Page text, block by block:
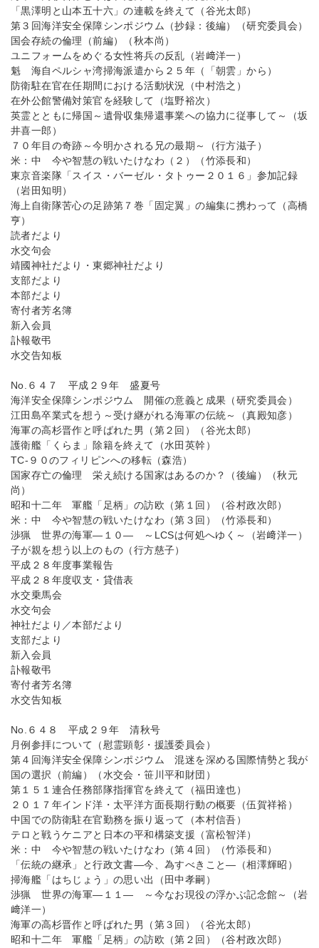
「黒澤明と山本五十六」の連載を終えて（谷光太郎）
第３回海洋安全保障シンポジウム（抄録：後編）（研究委員会）
国会存続の倫理（前編）（秋本尚）
ユニフォームをめぐる女性将兵の反乱（岩﨑洋一）
魁 海自ペルシャ湾掃海派遣から２５年（「朝雲」から）
防衛駐在官在任期間における活動状況（中村浩之）
在外公館警備対策官を経験して（塩野裕次）
英霊とともに帰国～遺骨収集帰還事業への協力に従事して～（坂
井喜一郎）
７０年目の奇跡～今明かされる兄の最期～（行方滋子）
米：中 今や智慧の戦いたけなわ（２）（竹添長和）
東京音楽隊「スイス・バーゼル・タトゥー２０１６」参加記録
（岩田知明）
海上自衛隊苦心の足跡第７巻「固定翼」の編集に携わって（高橋
亨）
読者だより
水交句会
靖國神社だより・東郷神社だより
支部だより
本部だより
寄付者芳名簿
新入会員
訃報敬弔
水交告知板
No.６４７ 平成２９年 盛夏号
海洋安全保障シンポジウム 開催の意義と成果（研究委員会）
江田島卒業式を想う～受け継がれる海軍の伝統～（真殿知彦）
海軍の高杉晋作と呼ばれた男（第２回）（谷光太郎）
護衛艦「くらま」除籍を終えて（水田英幹）
TC-９０のフィリピンへの移転（森浩）
国家存亡の倫理 栄え続ける国家はあるのか？（後編）（秋元
尚）
昭和十二年 軍艦「足柄」の訪欧（第１回）（谷村政次郎）
米：中 今や智慧の戦いたけなわ（第３回）（竹添長和）
渉猟 世界の海軍―１０― ～LCSは何処へゆく～（岩﨑洋一）
子が親を想う以上のもの（行方慈子）
平成２８年度事業報告
平成２８年度収支・貸借表
水交乗馬会
水交句会
神社だより／本部だより
支部だより
新入会員
訃報敬弔
寄付者芳名簿
水交告知板
No.６４８ 平成２９年 清秋号
月例参拝について（慰霊顕彰・援護委員会）
第４回海洋安全保障シンポジウム 混迷を深める国際情勢と我が
国の選択（前編）（水交会・笹川平和財団）
第１５１連合任務部隊指揮官を終えて（福田達也）
２０１７年インド洋・太平洋方面長期行動の概要（伍賀祥裕）
中国での防衛駐在官勤務を振り返って（本村信吾）
テロと戦うケニアと日本の平和構築支援（富松智洋）
米：中 今や智慧の戦いたけなわ（第４回）（竹添長和）
「伝統の継承」と行政文書―今、為すべきこと―（相澤輝昭）
掃海艦「はちじょう」の思い出（田中孝嗣）
渉猟 世界の海軍―１１― ～今なお現役の浮かぶ記念館～（岩
﨑洋一）
海軍の高杉晋作と呼ばれた男（第３回）（谷光太郎）
昭和十二年 軍艦「足柄」の訪欧（第２回）（谷村政次郎）